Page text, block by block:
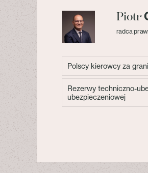
Piotr
radca
Polscy kierowcy za
Rezerwy techniczno-
ubezpieczeniowej